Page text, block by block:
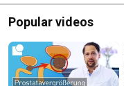
Popular videos